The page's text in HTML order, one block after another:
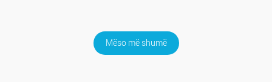
Mëso më shumë